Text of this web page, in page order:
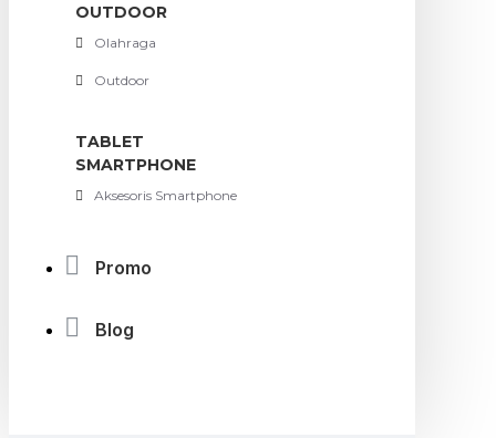
OUTDOOR
Olahraga
Outdoor
TABLET
SMARTPHONE
Aksesoris Smartphone
Promo
Blog